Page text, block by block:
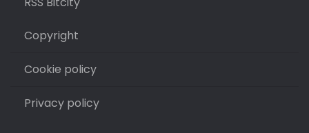
Copyright
Cookie policy
Privacy policy